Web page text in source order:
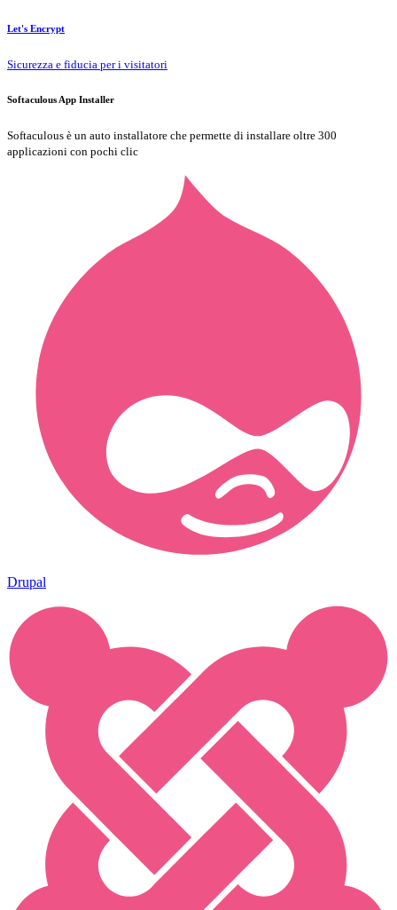
Let's Encrypt
Sicurezza e fiducia per i visitatori
Softaculous App Installer
Softaculous è un auto installatore che permette di installare oltre 300
applicazioni con pochi clic
Drupal